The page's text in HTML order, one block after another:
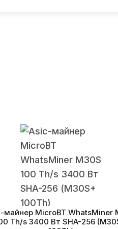
майнер MicroBT WhatsMiner
Th/s 3400 Вт SHA-256